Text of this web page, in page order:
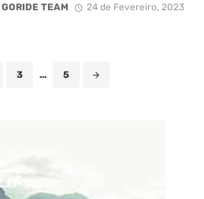
GORIDE TEAM 24 de Fevereiro, 2023
3 ... 5